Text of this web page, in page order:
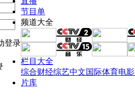
登录
节目单
频道大全
栏目大全
综合财经综艺中文国际体育电影
片库